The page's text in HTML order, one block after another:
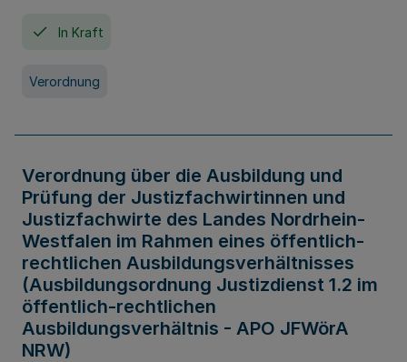
In Kraft
Verordnung
Verordnung über die Ausbildung und
Prüfung der Justizfachwirtinnen und
Justizfachwirte des Landes Nordrhein-
Westfalen im Rahmen eines öffentlich-
rechtlichen Ausbildungsverhältnisses
(Ausbildungsordnung Justizdienst 1.2 im
öffentlich-rechtlichen
Ausbildungsverhältnis - APO JFWörA
NRW)